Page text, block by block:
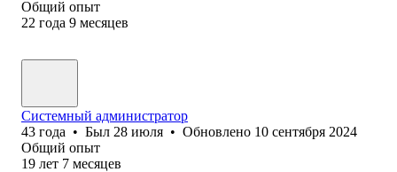
Общий опыт
22 года 9 месяцев
Системный администратор
43 года • Был 28 июля • Обновлено 10 сентября 2024
Общий опыт
19 лет 7 месяцев